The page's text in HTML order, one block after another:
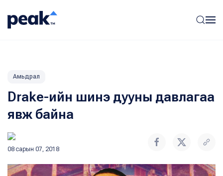
Амьдрал
Drake-ийн шинэ дууны давлагаа
явж байна
08 сарын 07, 2018